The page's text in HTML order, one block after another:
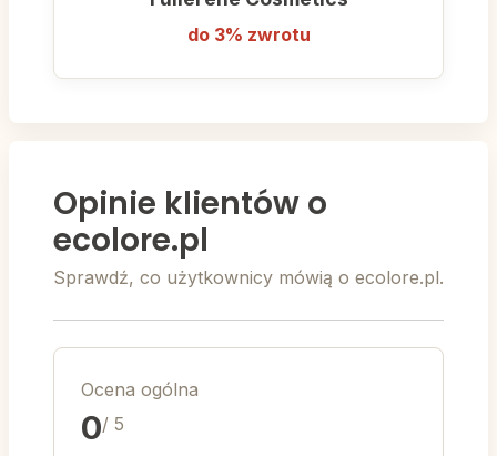
do 3% zwrotu
Opinie klientów o
ecolore.pl
Sprawdź, co użytkownicy mówią o ecolore.pl.
Ocena ogólna
0/ 5